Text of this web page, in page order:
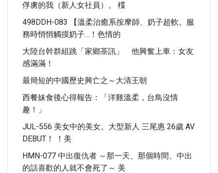
俘虜的我（新人女社員）。 楪
498DDH-083 【溫柔治癒系按摩師、奶子超軟。服
務時悄悄觸摸奶子…！色情的
大陸台幹群組跳「家鄉茶訊」 他興奮上車：女友
感滿滿！
最簡短的中國歷史興亡之～大清王朝
西餐妹食後心得報告：「洋雞溫柔，台鳥沒情
趣！」
JUL-556 美女中的美女。大型新人 三尾惠 26歲 AV
DEBUT！ ！美
HMN-077 中出復仇者 ～那一天、那個時間、中出
的話喜歡的人就不會死了～ 美